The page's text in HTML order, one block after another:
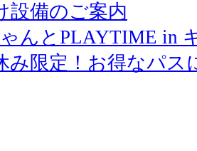
設備のご案内
んとPLAYTIME in
み限定！お得なパス